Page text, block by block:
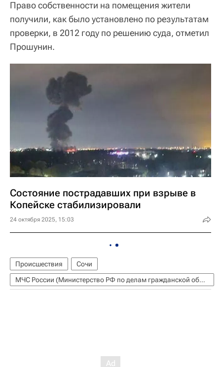
Право собственности на помещения жители
получили, как было установлено по результатам
проверки, в 2012 году по решению суда, отметил
Прошунин.
Состояние пострадавших при взрыве в
Копейске стабилизировали
24 октября 2025, 15:03
Происшествия
Сочи
МЧС России (Министерство РФ по делам гражданской обороны, чрезвычайным ситуациям и ликвидации последствий стихийных бедствий)